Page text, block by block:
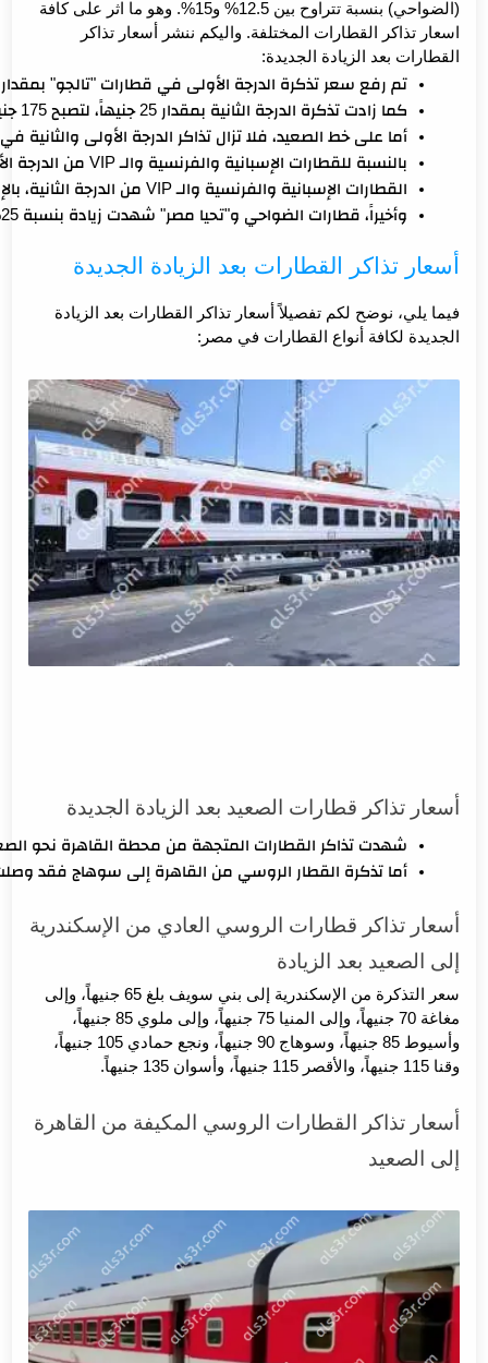
(الضواحي) بنسبة تتراوح بين 12.5% و15%. وهو ما اثر على كافة
اسعار تذاكر القطارات المختلفة. واليكم ننشر أسعار تذاكر
القطارات بعد الزيادة الجديدة:
تم رفع سعر تذكرة الدرجة الأولى في قطارات "تالجو" بمقدار 50 جنيهاً، لتصبح 275 جنيهاً بدلاً من 225 جنيهاً على خط القاهرة-
كما زادت تذكرة الدرجة الثانية بمقدار 25 جنيهاً، لتصبح 175 جنيهاً بدلاً من 150 جنيهاً على نفس الخط.
أما على خط الصعيد، فلا تزال تذاكر الدرجة الأولى
بالنسبة للقطارات الإسبانية والفرنسية والـ VIP من الدرجة الأولى، وكذلك القطارات الروسية المكيفة وغير المكيفة من الدرجة الثالثة، فقد شهدت التذاكر زيادة بنسبة 12.5%، مع تقريب الأسعار لأقرب خمس جنيهات.
القطارات الإسبانية والفرنسية والـ VIP من الدرجة الثانية، بالإضافة إلى القطارات الروسية المكيفة وغير المكيفة من الدرجة الثالثة، شملت زيادة في الأسعار بنسبة 12.5%، مع نفس التقريب لأقرب خمس جنيهات.
وأخيراً، قطارات الضواحي و"تحيا مصر" شهدت زيادة بنسبة 25%، مع تقريب الأسعار لأقرب خمس جنيهات.
أسعار تذاكر القطارات بعد الزيادة الجديدة
فيما يلي، نوضح لكم تفصيلاً أسعار تذاكر القطارات بعد الزيادة
الجديدة لكافة أنواع القطارات في مصر:
أسعار تذاكر قطارات الصعيد بعد الزيادة الجديدة
شهدت تذاكر القطارات المتجهة من محطة القاهرة نحو الصعيد زيادات ملحوظة. بلغ سعر تذكرة القطار الروسي العادي بعد الزيادة 25 جنيهاً
أما تذكرة القطار الروسي من القاهرة إلى سوهاج فقد وصلت إلى 75 جنيهاً، وإلى نجع حمادي 80 جنيهاً، وإلى الأقصر 90 جنيهاً، وإلى
أسعار تذاكر قطارات الروسي العادي من الإسكندرية
إلى الصعيد بعد الزيادة
سعر التذكرة من الإسكندرية إلى بني سويف بلغ 65 جنيهاً، وإلى
مغاغة 70 جنيهاً، وإلى المنيا 75 جنيهاً، وإلى ملوي 85 جنيهاً،
وأسيوط 85 جنيهاً، وسوهاج 90 جنيهاً، ونجع حمادي 105 جنيهاً،
وقنا 115 جنيهاً، والأقصر 115 جنيهاً، وأسوان 135 جنيهاً.
أسعار تذاكر القطارات الروسي المكيفة من القاهرة
إلى الصعيد